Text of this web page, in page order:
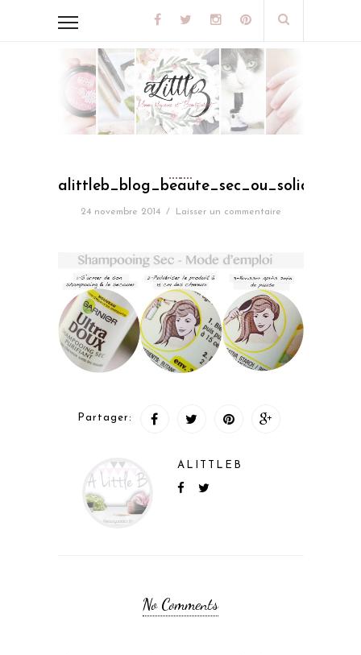
24 novembre 2014 / Laisser un commentaire
Partager:
ALITTLEB
No Comments